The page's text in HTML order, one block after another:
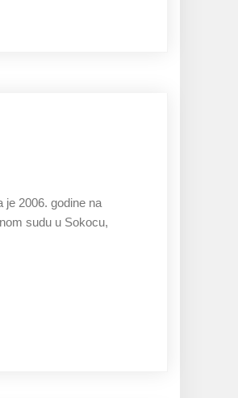
2006. godine na
sudu u Sokocu,